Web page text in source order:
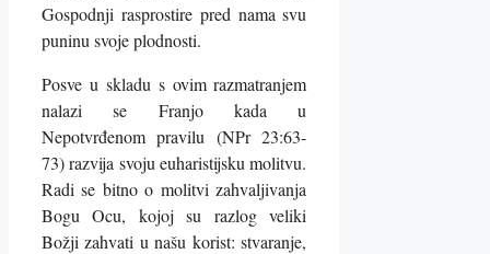
Gospodnji rasprostire pred nama svu
puninu svoje plodnosti.
Posve u skladu s ovim razmatranjem
nalazi se Franjo kada u
Nepotvrđenom pravilu (NPr 23:63-
73) razvija svoju euharistijsku molitvu.
Radi se bitno o molitvi zahvaljivanja
Bogu Ocu, kojoj su razlog veliki
Božji zahvati u našu korist: stvaranje,